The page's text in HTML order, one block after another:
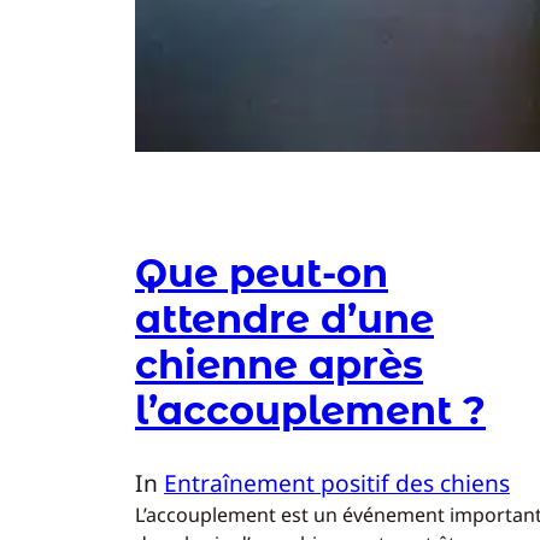
Que peut-on
attendre d’une
chienne après
l’accouplement ?
In Entraînement positif des chiens
L’accouplement est un événement